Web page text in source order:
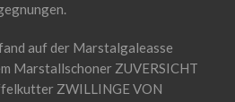
auf der Marstalgaleasse
Marstallschoner ZUVERSICHT
ZWILLINGE VON